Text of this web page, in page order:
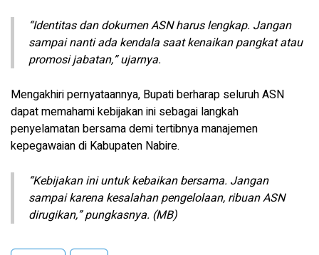
“Identitas dan dokumen ASN harus lengkap. Jangan
sampai nanti ada kendala saat kenaikan pangkat atau
promosi jabatan,” ujarnya.
Mengakhiri pernyataannya, Bupati berharap seluruh ASN
dapat memahami kebijakan ini sebagai langkah
penyelamatan bersama demi tertibnya manajemen
kepegawaian di Kabupaten Nabire.
“Kebijakan ini untuk kebaikan bersama. Jangan
sampai karena kesalahan pengelolaan, ribuan ASN
dirugikan,” pungkasnya. (MB)